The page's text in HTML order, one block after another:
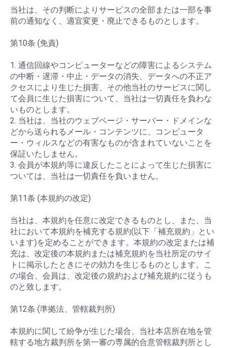
当社は、その判断によりサービスの全部または一部を事
前の通知なく、適宜変更・廃止できるものとします。
第10条 (免責)
1. 通信回線やコンピューターなどの障害によるシステム
の中断・遅滞・中止・データの消失、データへの不正ア
クセスにより生じた損害、その他当社のサービスに関し
て会員に生じた損害について、当社は一切責任を負わな
いものとします。
2. 当社は、当社のウェブページ・サーバー・ドメインな
どから送られるメール・コンテンツに、コンピュータ
ー・ウィルスなどの有害なものが含まれていないことを
保証いたしません。
3. 会員が本規約等に違反したことによって生じた損害に
ついては、当社は一切責任を負いません。
第11条 (本規約の改定)
当社は、本規約を任意に改定できるものとし、また、当
社において本規約を補充する規約(以下「補充規約」とい
います)を定めることができます。本規約の改定または補
充は、改定後の本規約または補充規約を当社所定のサイ
トに掲示したときにその効力を生じるものとします。こ
の場合、会員は、改定後の規約および補充規約に従うも
のと致します。
第12条 (準拠法、管轄裁判所)
本規約に関して紛争が生じた場合、当社本店所在地を管
轄する地方裁判所を第一審の専属的合意管轄裁判所とし